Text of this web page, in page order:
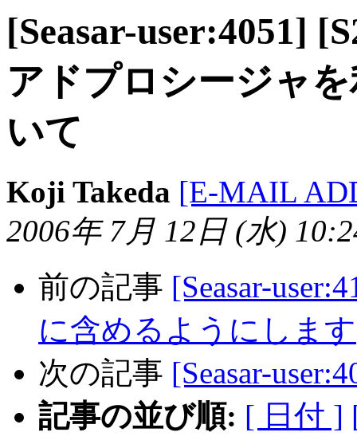
[Seasar-user:4051]
アドプロシージャ
いて
Koji Takeda [E-MAIL
2006年 7月 12日 (水)
前の記事 [Seasar-
に含めるようにします
次の記事 [Seasar-
記事の並び順: [ 日付 ]